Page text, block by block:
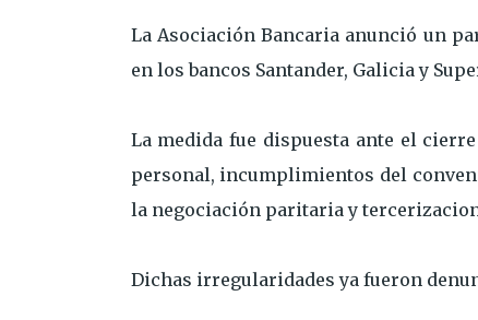
La Asociación Bancaria anunció un
en los bancos Santander, Galicia y
La medida fue dispuesta ante el
personal, incumplimientos del
la negociación paritaria y
Dichas irregularidades ya fueron